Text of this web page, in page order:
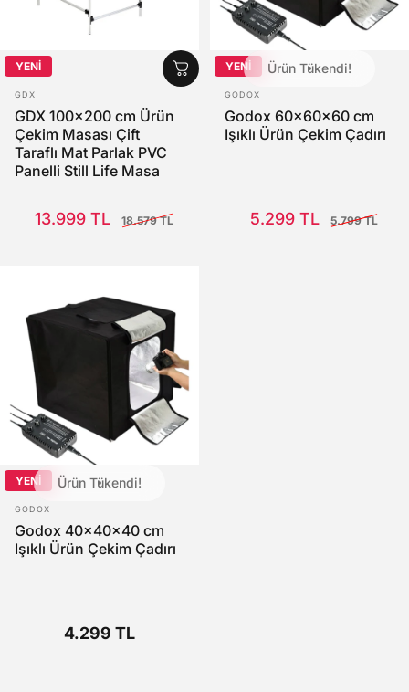
YENİ
SATICI:
GDX
GDX 100x200 cm Ürün
Çekim Masası Çift
Taraflı Mat Parlak PVC
Panelli Still Life Masa
13.999 TL
18.579 TL
Ürün Tükendi!
YENİ
SATICI:
GODOX
Godox 60x60x60 cm
Işıklı Ürün Çekim Çadırı
5.299 TL
5.799 TL
Ürün Tükendi!
YENİ
SATICI:
GODOX
Godox 40x40x40 cm
Işıklı Ürün Çekim Çadırı
4.299 TL